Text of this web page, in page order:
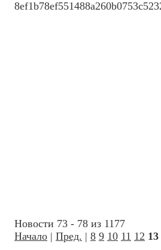
Новости 73 - 78 из 1177
Начало | Пред. | 8 9 10 11 12 13